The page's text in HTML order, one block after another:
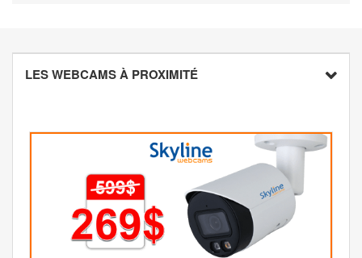
LES WEBCAMS À PROXIMITÉ